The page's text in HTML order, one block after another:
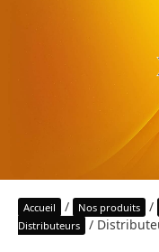
Accueil / Nos produits /
Distributeurs
/